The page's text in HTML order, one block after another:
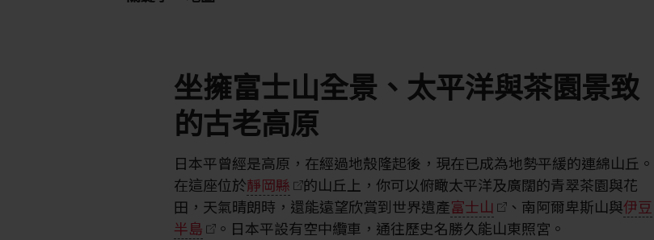
坐擁富士山全景、太平洋與茶園景致
的古老高原
日本平曾經是高原，在經過地殼隆起後，現在已成為地勢平緩的連綿山丘。
在這座位於靜岡縣
的山丘上，你可以俯瞰太平洋及廣闊的青翠茶園與花
田，天氣晴朗時，還能遠望欣賞到世界遺產富士山 、南阿爾卑斯山與伊豆
半島
。日本平設有空中纜車，通往歷史名勝久能山東照宮。